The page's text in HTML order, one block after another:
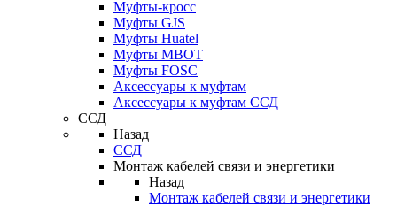
Муфты-кросс
Муфты GJS
Муфты Huatel
Муфты МВОТ
Муфты FOSC
Аксессуары к муфтам
Аксессуары к муфтам ССД
ССД
Назад
ССД
Монтаж кабелей связи и энергетики
Назад
Монтаж кабелей связи и энергетики